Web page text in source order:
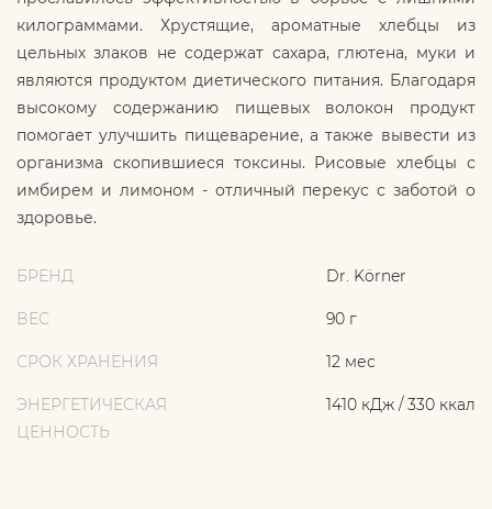
килограммами. Хрустящие, ароматные хлебцы из
цельных злаков не содержат сахара, глютена, муки и
являются продуктом диетического питания. Благодаря
высокому содержанию пищевых волокон продукт
помогает улучшить пищеварение, а также вывести из
организма скопившиеся токсины. Рисовые хлебцы с
имбирем и лимоном - отличный перекус с заботой о
здоровье.
БРЕНД
ВЕС
СРОК ХРАНЕНИЯ
ЭНЕРГЕТИЧЕСКАЯ
ЦЕННОСТЬ
Dr. Körner
90 г
12 мес
1410 кДж / 330 ккал